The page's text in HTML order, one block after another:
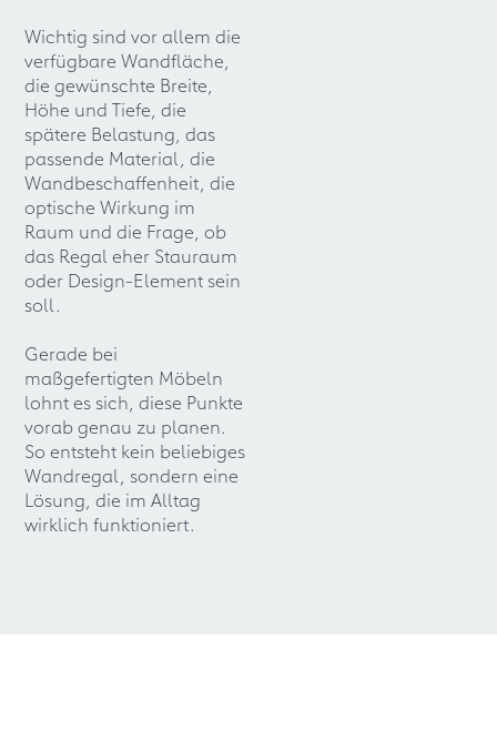
Wichtig sind vor allem die
verfügbare Wandfläche,
die gewünschte Breite,
Höhe und Tiefe, die
spätere Belastung, das
passende Material, die
Wandbeschaffenheit, die
optische Wirkung im
Raum und die Frage, ob
das Regal eher Stauraum
oder Design-Element sein
soll.
Gerade bei
maßgefertigten Möbeln
lohnt es sich, diese Punkte
vorab genau zu planen.
So entsteht kein beliebiges
Wandregal, sondern eine
Lösung, die im Alltag
wirklich funktioniert.